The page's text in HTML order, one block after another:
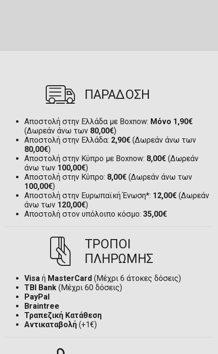
ΠΑΡΑΔΟΣΗ
Αποστολή στην Ελλάδα με Boxnow: Μόνο 1,90€
(Δωρεάν άνω των 80,00€)
Αποστολή στην Ελλάδα: 2,90€ (Δωρεάν άνω των
80,00€)
Αποστολή στην Κύπρο με Boxnow: 8,00€ (Δωρεάν
άνω των 100,00€)
Αποστολή στην Κύπρο: 8,00€ (Δωρεάν άνω των
100,00€)
Αποστολή στην Ευρωπαϊκή Ένωση*: 12,00€ (Δωρεάν
άνω των 120,00€)
Αποστολή στον υπόλοιπο κόσμο: 35,00€
ΤΡΟΠΟΙ
ΠΛΗΡΩΜΗΣ
Visa ή MasterCard (Μέχρι 6 άτοκες δόσεις)
TBI Bank (Μέχρι 60 δόσεις)
PayPal
Braintree
Τραπεζική Κατάθεση
Αντικαταβολή (+1€)